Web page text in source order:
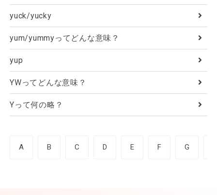
yuck/yucky
yum/yummyってどんな意味？
yup
YWってどんな意味？
Yって何の略？
A B C D E F G